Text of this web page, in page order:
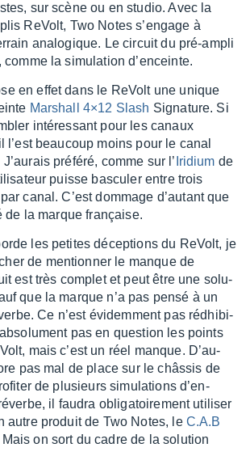
sur scène ou en studio. Avec la
ReVolt, Two Notes s’en­gage à
analo­gique. Le circuit du pré-ampli
comme la simu­la­tion d’en­ceinte.
en effet dans le ReVolt une unique
Marshall 4×12 Slash Signa­ture. Si
inté­res­sant pour les canaux
l’est beau­coup moins pour le canal
préféré, comme sur l’ Iridium de
puisse bascu­ler entre trois
canal. C’est dommage d’au­tant que
de la marque française.
les petites décep­tions du ReVolt, je
de mention­ner le manque de
est très complet et peut être une solu­
que la marque n’a pas pensé à un
Ce n’est évidem­ment pas rédhi­bi­
pas en ques­tion les points
mais c’est un réel manque. D’au­
pas mal de place sur le châs­sis de
de plusieurs simu­la­tions d’en­
il faudra obli­ga­toi­re­ment utili­ser
autre produit de Two Notes, le C.A.B
on sort du cadre de la solu­tion